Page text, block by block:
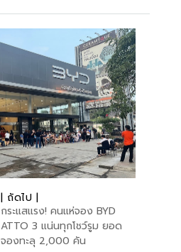
| ถัดไป |
กระแสแรง! คนแห่จอง BYD
ATTO 3 แน่นทุกโชว์รูม ยอด
จองทะลุ 2,000 คัน